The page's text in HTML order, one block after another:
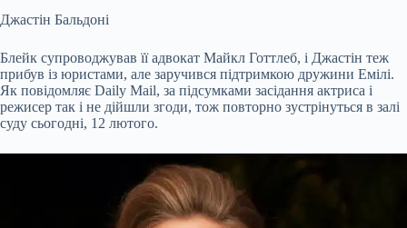
Джастін Бальдоні
Блейк супроводжував її адвокат Майкл Готтлеб, і Джастін теж
прибув із юристами, але заручився підтримкою дружини Емілі.
Як повідомляє Daily Mail, за підсумками засідання актриса і
режисер так і не дійшли згоди, тож повторно зустрінуться в залі
суду сьогодні, 12 лютого.